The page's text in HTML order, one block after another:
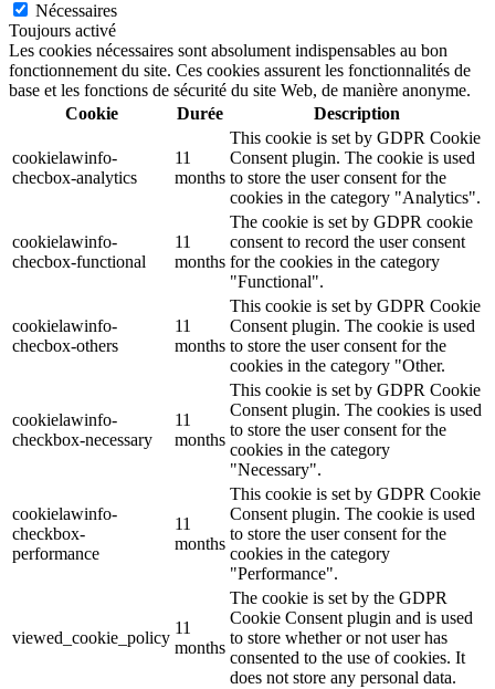
Nécessaires
Toujours activé
Les cookies nécessaires sont absolument indispensables au bon
fonctionnement du site. Ces cookies assurent les fonctionnalités de
base et les fonctions de sécurité du site Web, de manière anonyme.
Cookie
Durée Description
cookielawinfo-
checbox-analytics
11
months
This cookie is set by GDPR Cookie
Consent plugin. The cookie is used
to store the user consent for the
cookies in the category "Analytics".
cookielawinfo-
checbox-functional
11
months
The cookie is set by GDPR cookie
consent to record the user consent
for the cookies in the category
"Functional".
cookielawinfo-
checbox-others
11
months
This cookie is set by GDPR Cookie
Consent plugin. The cookie is used
to store the user consent for the
cookies in the category "Other.
cookielawinfo-
checkbox-necessary
11
months
This cookie is set by GDPR Cookie
Consent plugin. The cookies is used
to store the user consent for the
cookies in the category
"Necessary".
cookielawinfo-
checkbox-
performance
11
months
This cookie is set by GDPR Cookie
Consent plugin. The cookie is used
to store the user consent for the
cookies in the category
"Performance".
viewed_cookie_policy
11
months
The cookie is set by the GDPR
Cookie Consent plugin and is used
to store whether or not user has
consented to the use of cookies. It
does not store any personal data.